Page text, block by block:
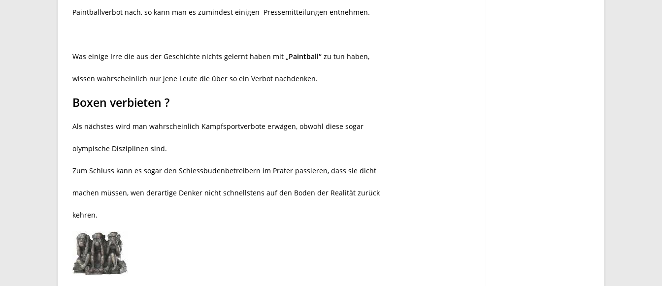
Paintballverbot nach, so kann man es zumindest einigen Pressemitteilungen entnehmen.
Was einige Irre die aus der Geschichte nichts gelernt haben mit „Paintball“ zu tun haben,
wissen wahrscheinlich nur jene Leute die über so ein Verbot nachdenken.
Boxen verbieten ?
Als nächstes wird man wahrscheinlich Kampfsportverbote erwägen, obwohl diese sogar
olympische Disziplinen sind.
Zum Schluss kann es sogar den Schiessbudenbetreibern im Prater passieren, dass sie dicht
machen müssen, wen derartige Denker nicht schnellstens auf den Boden der Realität zurück
kehren.